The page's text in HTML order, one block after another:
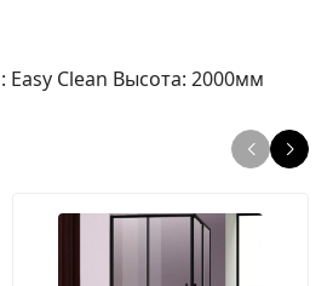
Clean Высота: 2000мм